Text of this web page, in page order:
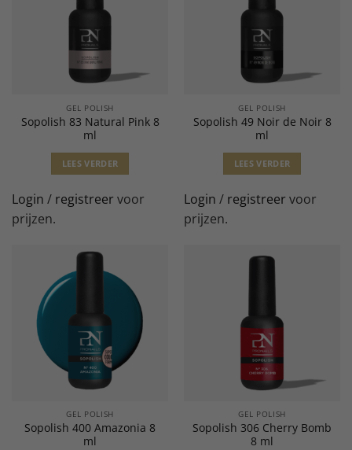
GEL POLISH
Sopolish 83 Natural Pink 8
ml
LEES VERDER
Login / registreer voor
prijzen.
GEL POLISH
Sopolish 49 Noir de Noir 8
ml
LEES VERDER
Login / registreer voor
prijzen.
GEL POLISH
Sopolish 400 Amazonia 8
ml
GEL POLISH
Sopolish 306 Cherry Bomb
8 ml